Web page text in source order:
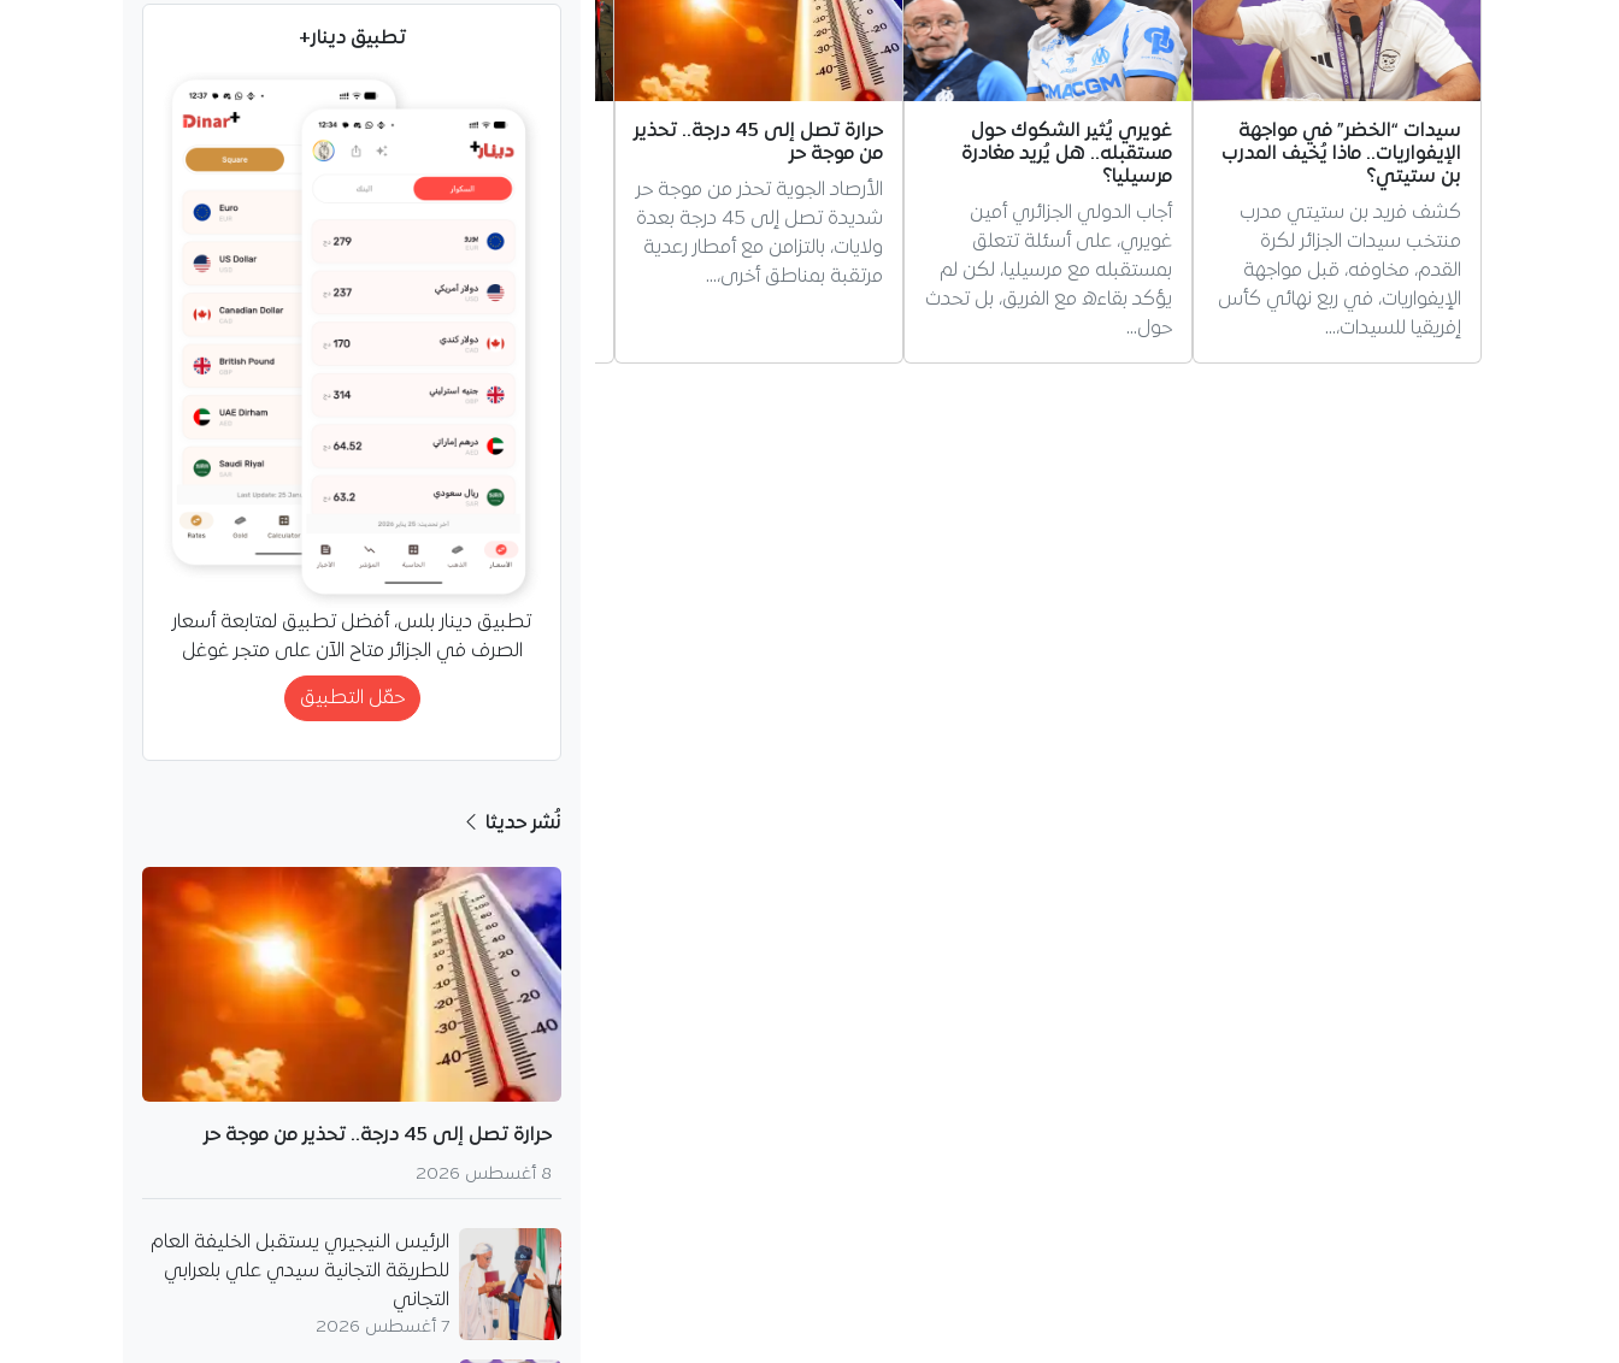
سيدات “الخضر” في مواجهة
الإيفواريات.. ماذا يُخيف المدرب
بن ستيتي؟
كشف فريد بن ستيتي مدرب
منتخب سيدات الجزائر لكرة
القدم، مخاوفه، قبل مواجهة
الإيفواريات، في ربع نهائي كأس
إفريقيا للسيدات،…
غويري يُثير الشكوك حول
مستقبله.. هل يُريد مغادرة
مرسيليا؟
أجاب الدولي الجزائري أمين
غويري، على أسئلة تتعلق
بمستقبله مع مرسيليا، لكن لم
يؤكد بقاءه مع الفريق، بل تحدث
حول…
حرارة تصل إلى 45 درجة.. تحذير
من موجة حر
الأرصاد الجوية تحذر من موجة حر
شديدة تصل إلى 45 درجة بعدة
ولايات، بالتزامن مع أمطار رعدية
مرتقبة بمناطق أخرى،…
الرئيس النيجيري يستقبل
الخليفة العام للطريقة التجانية
سيدي علي بلعرابي التجاني
تينوبو الخليفة العام للطريقة
التجاني، الذي أدى صلاة الجمعة
تطبيق دينار+
تطبيق دينار بلس، أفضل تطبيق لمتابعة أسعار
الصرف في الجزائر متاح الآن على متجر غوغل
حمّل التطبيق
نُشر حديثا
حرارة تصل إلى 45 درجة.. تحذير من موجة حر
8 أغسطس 2026
الرئيس النيجيري يستقبل الخليفة العام
للطريقة التجانية سيدي علي بلعرابي
التجاني
7 أغسطس 2026